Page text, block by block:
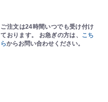
ご注文は24時間いつでも受け付け
ております。 お急ぎの方は、 こち
らからお問い合わせください。